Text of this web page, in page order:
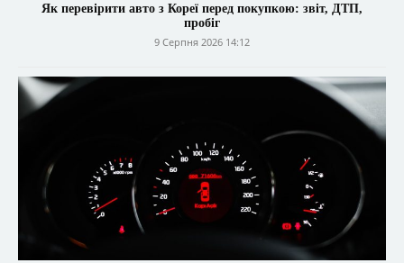
Як перевірити авто з Кореї перед покупкою: звіт, ДТП,
пробіг
9 Серпня 2026 14:12